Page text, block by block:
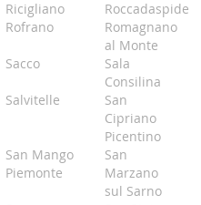
Ricigliano
Roccadaspide
Rofrano
Romagnano
al Monte
Sacco
Sala
Consilina
Salvitelle
San
Cipriano
Picentino
San Mango
Piemonte
San
Marzano
sul Sarno